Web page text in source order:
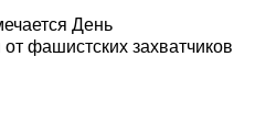
День
фашистских захватчиков